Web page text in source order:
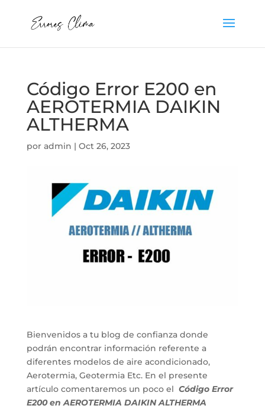
Código Error E200 en
AEROTERMIA DAIKIN
ALTHERMA
por admin | Oct 26, 2023
Bienvenidos a tu blog de confianza donde
podrán encontrar información referente a
diferentes modelos de aire acondicionado,
Aerotermia, Geotermia Etc. En el presente
artículo comentaremos un poco el Código Error
E200 en AEROTERMIA DAIKIN ALTHERMA